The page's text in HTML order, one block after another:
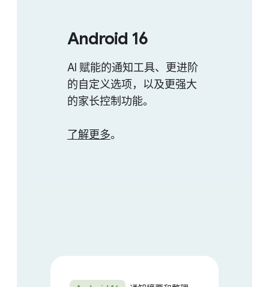
Android 16
AI 赋能​的​通知​工具、​更​进阶​
的​自定​义​选​项，​以及​更​强大​
的​家长​控制​功能。
了解​更​多。